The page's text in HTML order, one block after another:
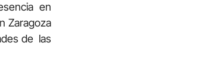
en
Zaragoza
de las